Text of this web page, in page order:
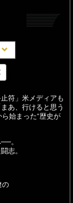
符」米メディアも
あ、行けると思う
始まった“歴史が
。
志。
の